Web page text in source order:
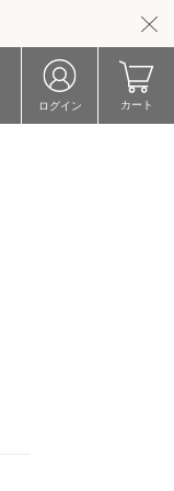
ログイン カート